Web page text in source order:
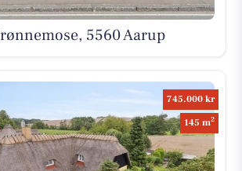
5560 Aarup
745.000 kr
145 m2